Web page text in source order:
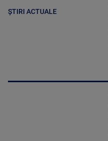
ȘTIRI ACTUALE